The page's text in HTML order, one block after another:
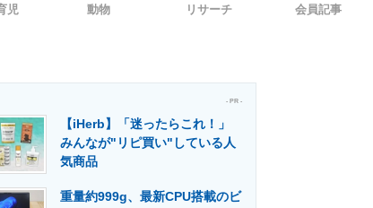
ティ マーケ×ITの今がよく分かる
児 動物 リサーチ 会員記事
- PR -
【iHerb】「迷ったらこれ！」
みんなが"リピ買い"している人
気商品
重量約999g、最新CPU搭載のビ